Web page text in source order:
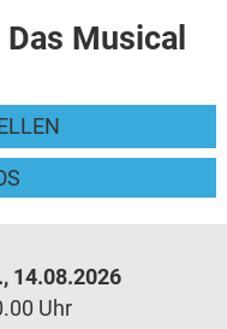
Musical
14.08.2026
Uhr